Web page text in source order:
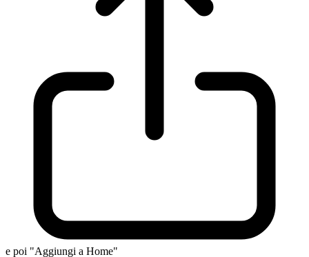
e poi "Aggiungi a Home"